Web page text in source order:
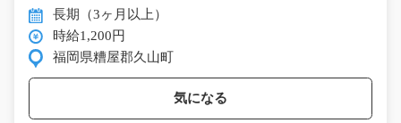
長期（3ヶ月以上）
時給1,200円
福岡県糟屋郡久山町
気になる